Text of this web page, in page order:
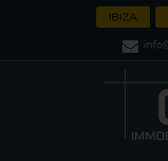
IBIZA